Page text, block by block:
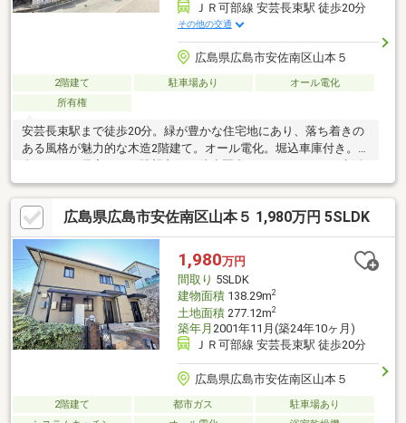
ＪＲ可部線 安芸長束駅 徒歩20分
その他の交通
広島県広島市安佐南区山本５
2階建て 駐車場あり
オール電化
所有権
安芸長束駅まで徒歩20分。緑が豊かな住宅地にあり、落ち着きの
ある風格が魅力的な木造2階建て。オール電化。堀込車庫付き。高
利便性良好な施設が充実した立地。また、広島交通「西山本上」
バス停徒歩8分で、乗り換えなしで市内中心部や広島駅までアクセ
ス可能です。※堀込車庫寸法(実測)：高さ約1880mm×幅約
2940mm×奥行約4700mm～ライフインフォメーション～・セルフ
稲田まで徒歩10分(約750m)・セブンイレブン広島山本4丁目店ま
で徒歩10分(約750m)・山本郵便局まで徒歩11分(約850m)
広島県広島市安佐南区山本５ 1,980万円 5SLDK
1,980万円
間取り 5SLDK
建物面積138.29m2
土地面積277.12m2
築年月 2001年11月(築24年10ヶ月)
ＪＲ可部線 安芸長束駅 徒歩20分
広島県広島市安佐南区山本５
2階建て 都市ガス
駐車場あり